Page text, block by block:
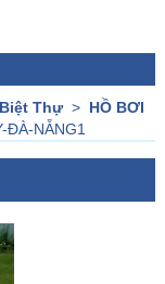
Thự> HỒ BƠI
ĐÀ-NẴNG1